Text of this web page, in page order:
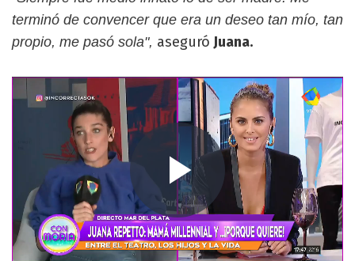
terminó de convencer que era un deseo tan mío, tan
propio, me pasó sola", aseguró Juana.